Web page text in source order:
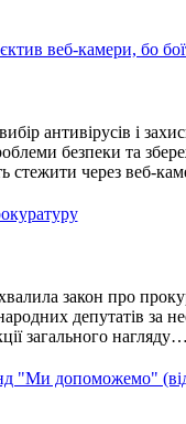
веб-камери, бо
антивірусів і
безпеки та
через веб-
закон про
депутатів за
загального нагляду…
"Ми допоможемо"